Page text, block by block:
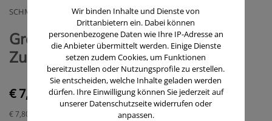
SCHMIDGALL DR.A. & L.GMBH& CO KG
Grether's Pastilles Blackcurrant
Zuckerhaltig 100g
€ 7,80
€ 7,80
Wir binden Inhalte und Dienste von
Drittanbietern ein. Dabei können
personenbezogene Daten wie Ihre IP-Adresse an
die Anbieter übermittelt werden. Einige Dienste
setzen zudem Cookies, um Funktionen
bereitzustellen oder Nutzungsprofile zu erstellen.
Sie entscheiden, welche Inhalte geladen werden
dürfen. Ihre Einwilligung können Sie jederzeit auf
unserer Datenschutzseite widerrufen oder
anpassen.